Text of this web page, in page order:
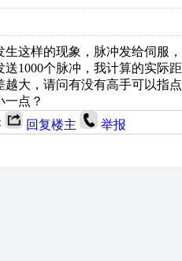
这样的现象，脉冲发给伺服
1000个脉冲，我计算的实际
越大，请问有没有高手可以指
一点？
回复楼主 举报